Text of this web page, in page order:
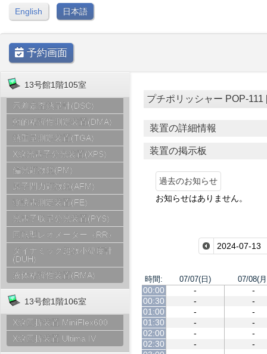
English 日本語
予約画面
13号館1階105室
示差走査熱量計(DSC)
動的粘弾性測定装置(DMA)
熱重量測定装置(TGA)
X線光電子分光装置(XPS)
偏光顕微鏡(PM)
原子間力顕微鏡(AFM)
強誘電測定装置(FE)
光電子収量分光装置(PYS)
回転型レオメーター（RR）
ダイナミック超微小硬度計
(DUH)
液体粘弾性装置(RMA)
13号館1階106室
X線回折装置 MiniFlex600
X線回折装置 Ultima IV
プチポリッシャー POP-
装置の詳細情報
装置の掲示板
過去のお知らせ
お知らせはありません。
時間: 07/07(日) 07/08(
00:00 -
-
00:30
-
-
01:00
-
-
01:30
-
-
02:00
-
-
02:30
-
-